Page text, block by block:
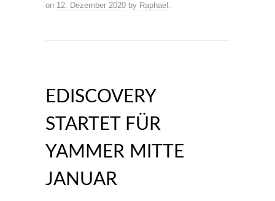
on 12. Dezember 2020 by Raphael .
EDISCOVERY
STARTET FÜR
YAMMER MITTE
JANUAR